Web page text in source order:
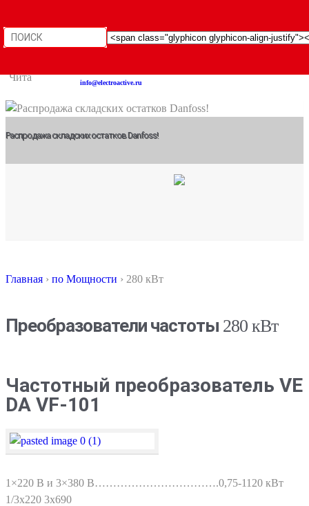
info@electroactive.ru
Распродажа складских остатков Danfoss!
Главная › по Мощности › 280 кВт
Преобразователи частоты 280 кВт
Частотный преобразователь VE
DA VF-101
1×220 В и 3×380 В…………………………….0,75-1120 кВт
1/3x220 3х690